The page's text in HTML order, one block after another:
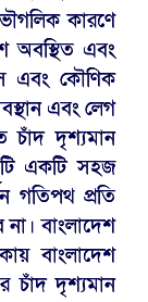
কারণে
অবস্থিত এবং
এবং কৌণিক
এবং লেগ
চাঁদ দৃশ্যমান
একটি সহজ
গতিপথ প্রতি
বাংলাদেশ
বাংলাদেশ
চাঁদ দৃশ্যমান